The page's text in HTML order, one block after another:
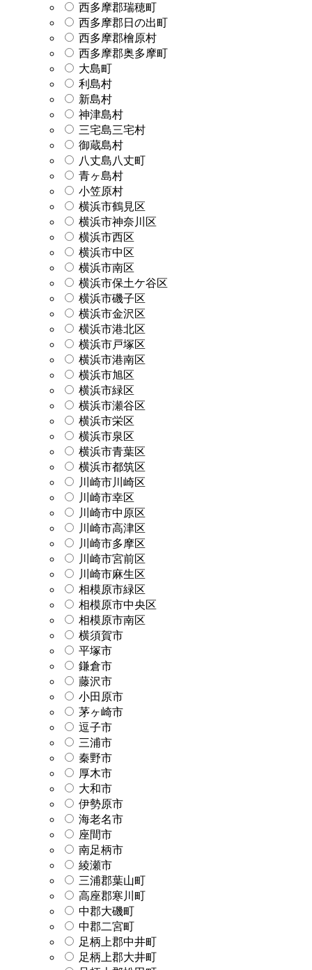
西多摩郡瑞穂町
西多摩郡日の出町
西多摩郡檜原村
西多摩郡奥多摩町
大島町
利島村
新島村
神津島村
三宅島三宅村
御蔵島村
八丈島八丈町
青ヶ島村
小笠原村
横浜市鶴見区
横浜市神奈川区
横浜市西区
横浜市中区
横浜市南区
横浜市保土ケ谷区
横浜市磯子区
横浜市金沢区
横浜市港北区
横浜市戸塚区
横浜市港南区
横浜市旭区
横浜市緑区
横浜市瀬谷区
横浜市栄区
横浜市泉区
横浜市青葉区
横浜市都筑区
川崎市川崎区
川崎市幸区
川崎市中原区
川崎市高津区
川崎市多摩区
川崎市宮前区
川崎市麻生区
相模原市緑区
相模原市中央区
相模原市南区
横須賀市
平塚市
鎌倉市
藤沢市
小田原市
茅ヶ崎市
逗子市
三浦市
秦野市
厚木市
大和市
伊勢原市
海老名市
座間市
南足柄市
綾瀬市
三浦郡葉山町
高座郡寒川町
中郡大磯町
中郡二宮町
足柄上郡中井町
足柄上郡大井町